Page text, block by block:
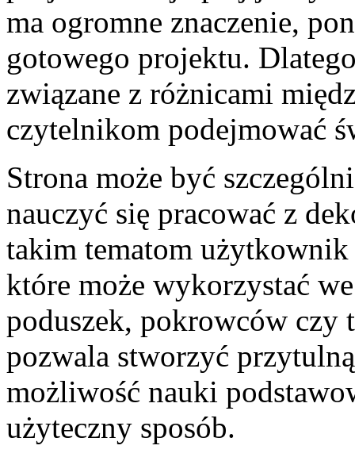
ma ogromne znaczenie,
gotowego projektu.
związane z różnicami
czytelnikom podejmować
Strona może być
nauczyć się pracować z
takim tematom
które może wykorzystać
poduszek, pokrowców
pozwala stworzyć
możliwość nauki
użyteczny sposób.